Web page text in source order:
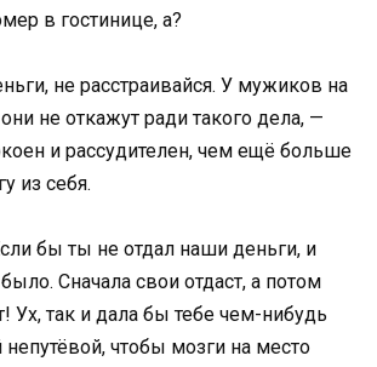
в гостинице, а?
не расстраивайся. У мужиков на
не откажут ради такого дела, —
и рассудителен, чем ещё больше
из себя.
бы ты не отдал наши деньги, и
Сначала свои отдаст, а потом
Ух, так и дала бы тебе чем-нибудь
чтобы мозги на место